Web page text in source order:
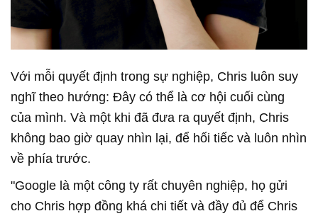
Với mỗi quyết định trong sự nghiệp, Chris luôn suy
nghĩ theo hướng: Đây có thể là cơ hội cuối cùng
của mình. Và một khi đã đưa ra quyết định, Chris
không bao giờ quay nhìn lại, để hối tiếc và luôn nhìn
về phía trước.
"Google là một công ty rất chuyên nghiệp, họ gửi
cho Chris hợp đồng khá chi tiết và đầy đủ để Chris